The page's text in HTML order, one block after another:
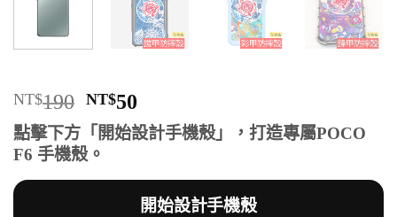
NT$190 原
始
價
格：
NT$190。
NT$50
前
價
NT$50。
點擊下方「開始設計手機殼」，打造專屬POCO
F6 手機殼。
開始設計手機殼